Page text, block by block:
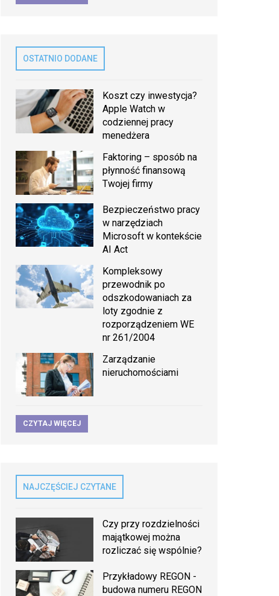
OSTATNIO DODANE
Koszt czy inwestycja?
Apple Watch w
codziennej pracy
menedżera
Faktoring – sposób na
płynność finansową
Twojej firmy
Bezpieczeństwo pracy
w narzędziach
Microsoft w kontekście
AI Act
Kompleksowy
przewodnik po
odszkodowaniach za
loty zgodnie z
rozporządzeniem WE
nr 261/2004
Zarządzanie
nieruchomościami
CZYTAJ WIĘCEJ
NAJCZĘŚCIEJ CZYTANE
Czy przy rozdzielności
majątkowej można
rozliczać się wspólnie?
Przykładowy REGON -
budowa numeru REGON